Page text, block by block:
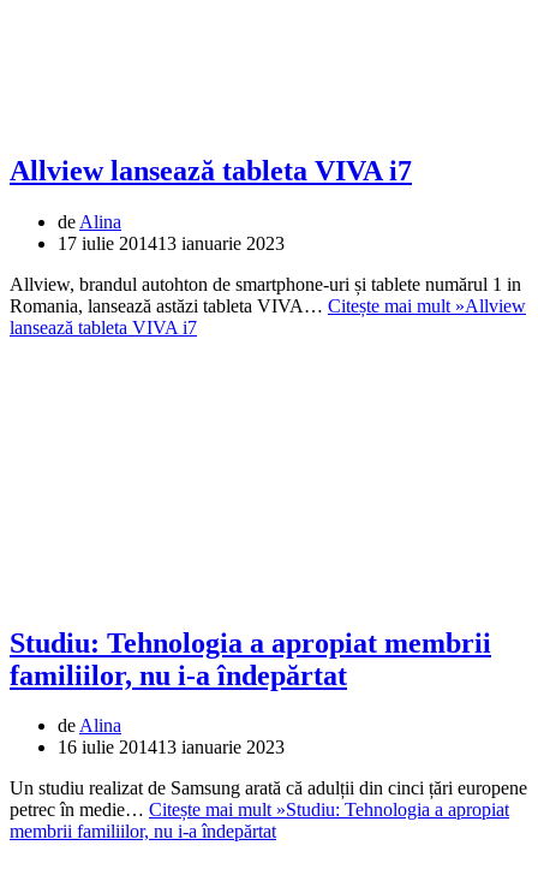
Allview lansează tableta VIVA i7
de Alina
17 iulie 201413 ianuarie 2023
Allview, brandul autohton de smartphone-uri și tablete numărul 1 in
Romania, lansează astăzi tableta VIVA… Citește mai mult »Allview
lansează tableta VIVA i7
Studiu: Tehnologia a apropiat membrii
familiilor, nu i-a îndepărtat
deAlina
16 iulie 201413 ianuarie 2023
Un studiu realizat de Samsung arată că adulții din cinci țări europene
petrec în medie… Citește mai mult »Studiu: Tehnologia a apropiat
membrii familiilor, nu i-a îndepărtat